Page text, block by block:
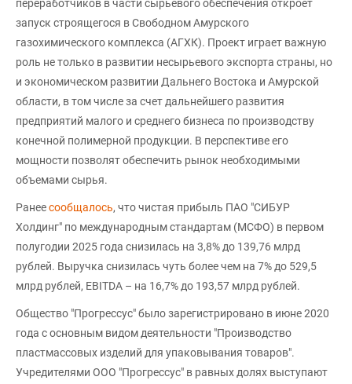
переработчиков в части сырьевого обеспечения откроет
запуск строящегося в Свободном Амурского
газохимического комплекса (АГХК). Проект играет важную
роль не только в развитии несырьевого экспорта страны, но
и экономическом развитии Дальнего Востока и Амурской
области, в том числе за счет дальнейшего развития
предприятий малого и среднего бизнеса по производству
конечной полимерной продукции. В перспективе его
мощности позволят обеспечить рынок необходимыми
объемами сырья.
Ранеесообщалось, что чистая прибыль ПАО "СИБУР
Холдинг" по международным стандартам (МСФО) в первом
полугодии 2025 года снизилась на 3,8% до 139,76 млрд
рублей. Выручка снизилась чуть более чем на 7% до 529,5
млрд рублей, EBITDA – на 16,7% до 193,57 млрд рублей.
Общество "Прогрессус" было зарегистрировано в июне 2020
года с основным видом деятельности "Производство
пластмассовых изделий для упаковывания товаров".
Учредителями ООО "Прогрессус" в равных долях выступают